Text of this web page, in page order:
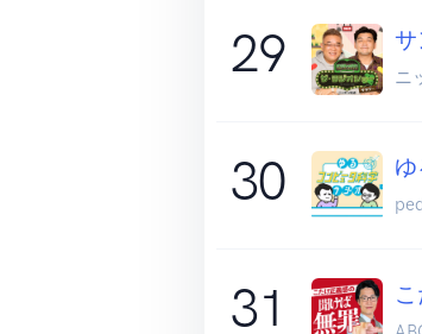
29 サ
ニ
30
31